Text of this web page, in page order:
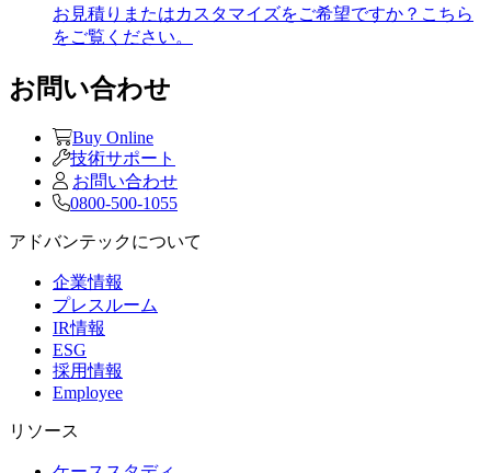
お見積りまたはカスタマイズをご希望ですか？こちら
をご覧ください。
お問い合わせ
Buy Online
技術サポート
お問い合わせ
0800-500-1055
アドバンテックについて
企業情報
プレスルーム
IR情報
ESG
採用情報
Employee
リソース